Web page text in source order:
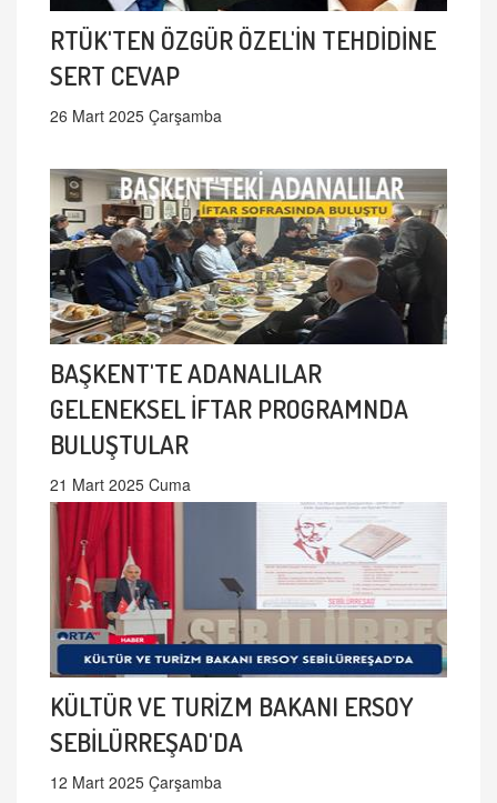
RTÜK'TEN ÖZGÜR ÖZEL'İN TEHDİDİNE
SERT CEVAP
26 Mart 2025 Çarşamba
BAŞKENT'TE ADANALILAR
GELENEKSEL İFTAR PROGRAMNDA
BULUŞTULAR
21 Mart 2025 Cuma
KÜLTÜR VE TURİZM BAKANI ERSOY
SEBİLÜRREŞAD'DA
12 Mart 2025 Çarşamba